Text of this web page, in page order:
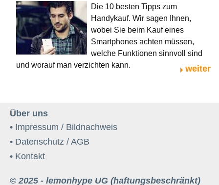
Die 10 besten Tipps zum
Handykauf. Wir sagen Ihnen,
wobei Sie beim Kauf eines
Smartphones achten müssen,
welche Funktionen sinnvoll sind
und worauf man verzichten kann.
weiter
Über uns
• Impressum / Bildnachweis
• Datenschutz / AGB
• Kontakt
© 2025 - lemonhype UG (haftungsbeschränkt)